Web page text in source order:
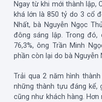
Ngay từ khi mới thành lập,
khá lớn là 850 tỷ do 3 cổ
Nhất, bà Nguyễn Ngọc
đông sáng lập. Trong đó,
76,3%, ông Trần Minh
phần còn lại do bà Nguyễn
Trải qua 2 năm hình
những thành tựu đáng kể,
cũng như khách hàng.